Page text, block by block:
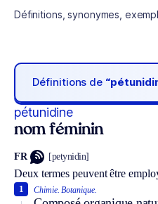
Définitions, synonymes,
Définitions de
pétunidine
nom féminin
FR [petynidin]
Deux termes peuvent être
Chimie. Botanique.
1